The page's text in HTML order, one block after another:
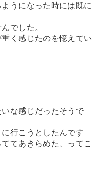
うになった時には既に
でした。
く感じたのを憶えてい
な感じだったそうで
行こうとしたんです
てあきらめた、ってこ